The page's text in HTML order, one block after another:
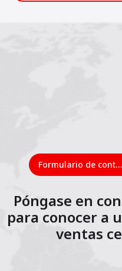
Formulario de contacto
Póngase en
para conocer a
ventas